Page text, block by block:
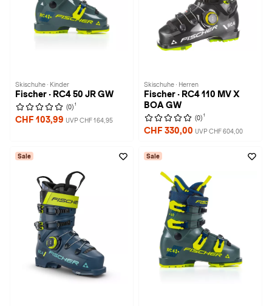
Skischuhe · Kinder
Fischer · RC4 50 JR GW
(0) 1
CHF 103,99 UVP CHF 164,95
Skischuhe · Herren
Fischer · RC4 110 MV X
BOA GW
(0) 1
CHF 330,00 UVP CHF 604,00
Sale Sale